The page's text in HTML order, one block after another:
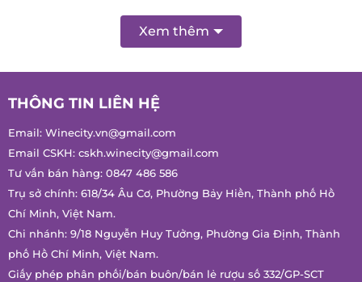
Xem thêm
THÔNG TIN LIÊN HỆ
Email: Winecity.vn@gmail.com
Email CSKH: cskh.winecity@gmail.com
Tư vấn bán hàng: 0847 486 586
Trụ sở chính: 618/34 Âu Cơ, Phường Bảy Hiền, Thành phố Hồ
Chí Minh, Việt Nam.
Chi nhánh: 9/18 Nguyễn Huy Tưởng, Phường Gia Định, Thành
phố Hồ Chí Minh, Việt Nam.
Giấy phép phân phối/bán buôn/bán lẻ rượu số 332/GP-SCT